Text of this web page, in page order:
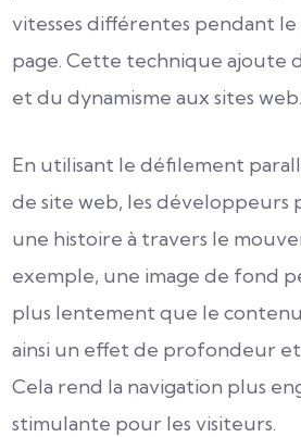
vitesses différentes pendant
page. Cette technique ajoute
et du dynamisme aux sites web.
En utilisant le défilement
de site web, les
une histoire à travers le
exemple, une image de fond
plus lentement que le
ainsi un effet de profondeur
Cela rend la navigation plus
stimulante pour les visiteurs.